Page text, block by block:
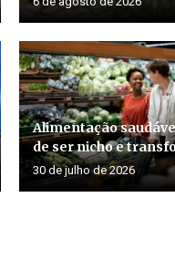
Alimentação
de ser nicho e
30 de julho de 2026